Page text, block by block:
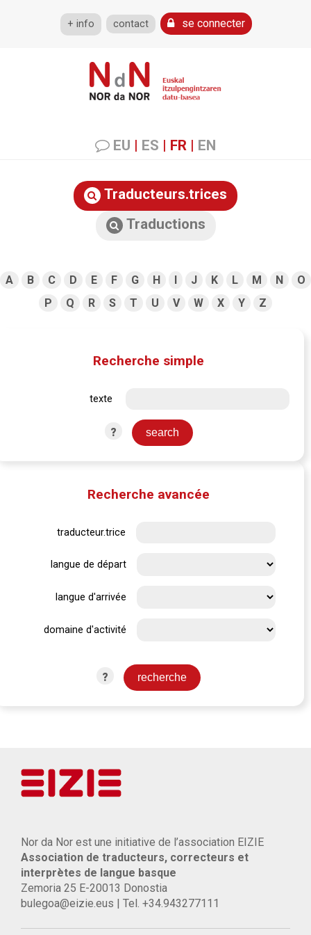
+ info contact se connecter
EU | ES | FR | EN
Traducteurs.trices
Traductions
A B C D E F G H I J K L M N
O
P
Q R S T U V W X Y Z
Recherche simple
texte
?
Recherche avancée
traducteur.trice
langue de départ
langue d'arrivée
domaine d'activité
?
Nor da Nor est une initiative de l’association EIZIE
Association de traducteurs, correcteurs et
interprètes de langue basque
Zemoria 25 E-20013 Donostia
bulegoa@eizie.eus | Tel. +34.943277111